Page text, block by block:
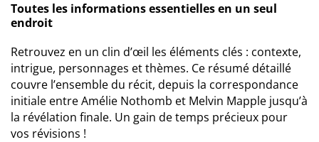
Toutes les informations essentielles en un seul
endroit
Retrouvez en un clin d’œil les éléments clés : contexte,
intrigue, personnages et thèmes. Ce résumé détaillé
couvre l’ensemble du récit, depuis la correspondance
initiale entre Amélie Nothomb et Melvin Mapple jusqu’à
la révélation finale. Un gain de temps précieux pour
vos révisions !